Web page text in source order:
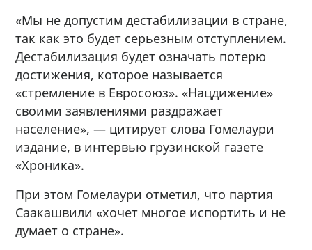
«Мы не допустим дестабилизации в стране,
так как это будет серьезным отступлением.
Дестабилизация будет означать потерю
достижения, которое называется
«стремление в Евросоюз». «Нацдижение»
своими заявлениями раздражает
население», — цитирует слова Гомелаури
издание, в интервью грузинской газете
«Хроника».
При этом Гомелаури отметил, что партия
Саакашвили «хочет многое испортить и не
думает о стране».